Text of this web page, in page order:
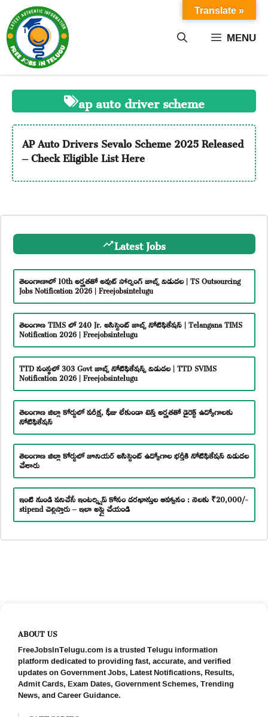
content MENU
ap auto driver scheme
AP Auto Drivers Sevalo Scheme 2025 Released
– Check Eligible List Here
Latest Jobs
తెలంగాణాలో 10th అర్హతతో అవుట్ సోర్సింగ్ జాబ్స్ విడుదల | TS Outsourcing
Jobs Notification 2026 | Freejobsintelugu
తెలంగాణ TIMS లో 240 Jr. అసిస్టెంట్ జాబ్స్ నోటిఫికేషన్ | Telangana TIMS
Notification 2026 | Freejobsintelugu
TTD సంస్థలో 303 Govt జాబ్స్ నోటిఫికేషన్స్ విడుదల | TTD SVIMS
Notification 2026 | Freejobsintelugu
తెలంగాణ జిల్లా కోర్టులో పరీక్ష, ఫీజు లేకుండా టెన్త్ అర్హతతో డైరెక్ట్ ఉద్యోగాలకు
నోటిఫికేషన్
తెలంగాణ జిల్లా కోర్టులో జూనియర్ అసిస్టెంట్ ఉద్యోగాల భర్తీకి నోటిఫికేషన్ విడుదల
చేశారు
ఇంటి నుండి పనిచేసే ఇంటర్న్షిప్ కోసం దరఖాస్తుల ఆహ్వానం : నెలకు ₹20,000/-
stipend చెల్లిస్తారు – ఇలా అప్లై చేయండి
ABOUT US
FreeJobsInTelugu.com is a trusted Telugu information
platform dedicated to providing fast, accurate, and verified
updates on Government Jobs, Latest Notifications, Results,
Admit Cards, Exam Dates, Government Schemes, Trending
News, and Career Guidance.
Translate »